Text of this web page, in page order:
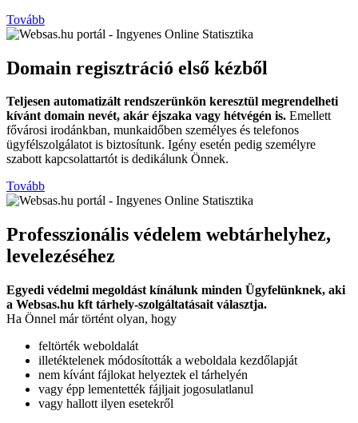
Tovább
Domain regisztráció első kézből
Teljesen automatizált rendszerünkön keresztül megrendelheti
kívánt domain nevét, akár éjszaka vagy hétvégén is. Emellett
fővárosi irodánkban, munkaidőben személyes és telefonos
ügyfélszolgálatot is biztosítunk. Igény esetén pedig személyre
szabott kapcsolattartót is dedikálunk Önnek.
Tovább
Professzionális védelem webtárhelyhez,
levelezéséhez
Egyedi védelmi megoldást kínálunk minden Ügyfelünknek, aki
a Websas.hu kft tárhely-szolgáltatásait választja.
Ha Önnel már történt olyan, hogy
feltörték weboldalát
illetéktelenek módosították a weboldala kezdőlapját
nem kívánt fájlokat helyeztek el tárhelyén
vagy épp lementették fájljait jogosulatlanul
vagy hallott ilyen esetekről